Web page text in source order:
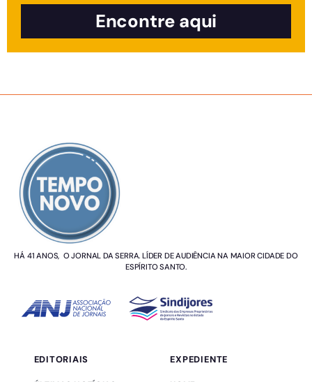
Encontre aqui
HÁ 41 ANOS, O JORNAL DA SERRA. LÍDER DE AUDIÊNCIA NA MAIOR CIDADE DO
ESPÍRITO SANTO.
EDITORIAIS EXPEDIENTE